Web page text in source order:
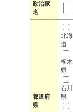
政治家
名
都道府
県
北海
道
栃木
県
石川
県